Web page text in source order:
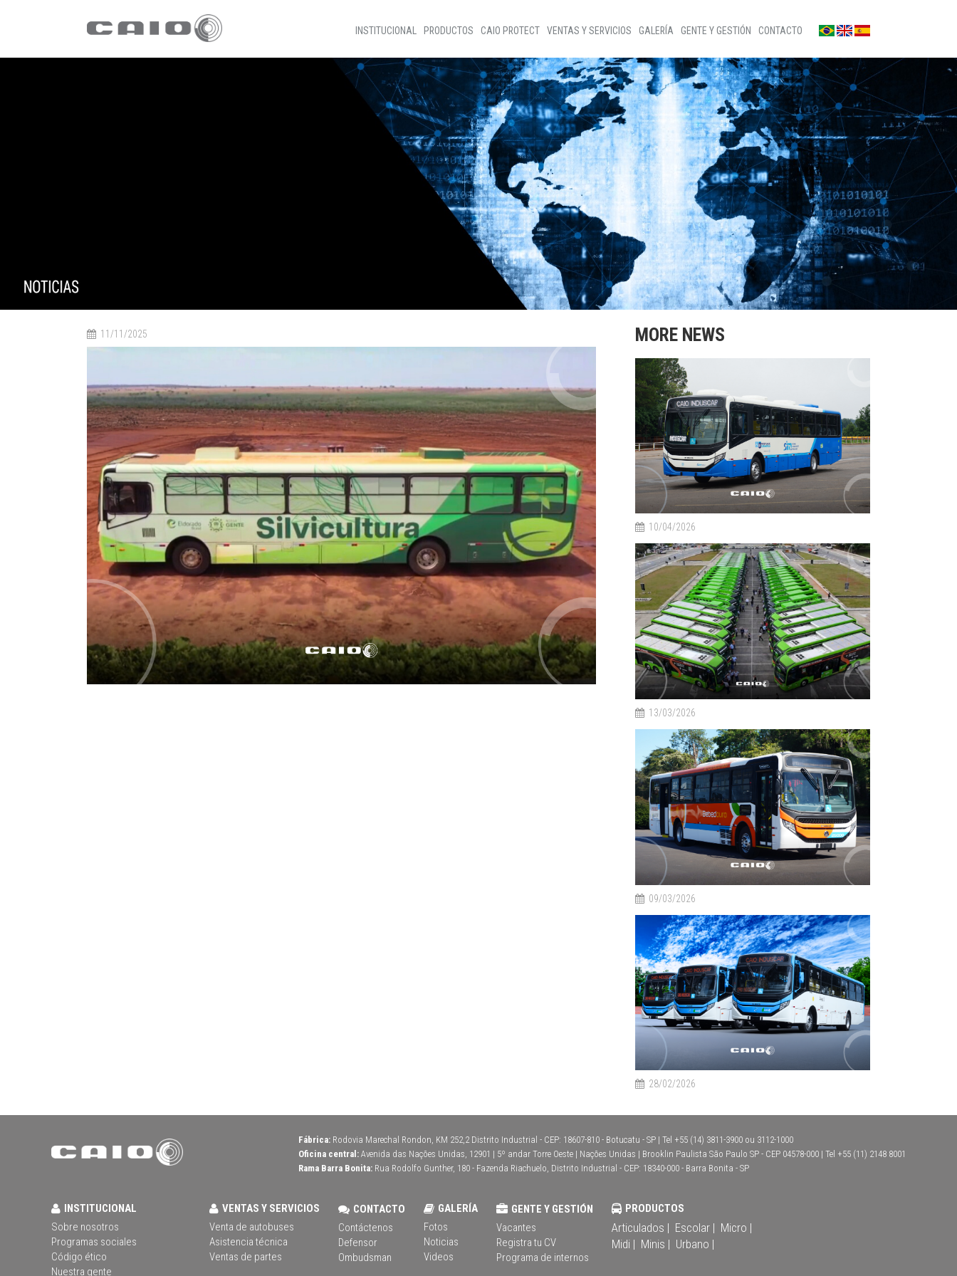
INSTITUCIONAL
Sobre nosotros
Programas sociales
Código Ético
Nuestra gente
PRODUCTOS CAIO PROTECT
VENTAS Y SERVICIOS
Ventas de partes
Asistencia técnica
GALERÍA
Noticias
Videos
GENTE Y GESTIÓN
CONTACTO
Sala de prensa
Defensor
11/11/2025 MORE NEWS
10/04/2026
13/03/2026
09/03/2026
28/02/2026
Fábrica: Rodovia Marechal Rondon, KM 252,2 Distrito Industrial - CEP: 18607-810 - Botucatu - SP | Tel +55 (14) 3811-3900 ou 3112-1000
Oficina central: Avenida das Nações Unidas, 12901 | 5º andar Torre Oeste | Nações Unidas | Brooklin Paulista São Paulo SP - CEP 04578-000 | Tel +55 (11) 2148 8001
Rama Barra Bonita: Rua Rodolfo Gunther, 180 - Fazenda Riachuelo, Distrito Industrial - CEP: 18340-000 - Barra Bonita - SP
INSTITUCIONAL
Sobre nosotros
Programas sociales
Código ético
Nuestra gente
VENTAS Y SERVICIOS
Venta de autobuses
Asistencia técnica
Ventas de partes
CONTACTO
Contáctenos
Defensor
Ombudsman
GALERÍA
Fotos
Noticias
Videos
GENTE Y GESTIÓN
Vacantes
Registra tu CV
Programa de internos
PRODUCTOS
Articulados | Escolar | Micro |
Midi | Minis | Urbano |